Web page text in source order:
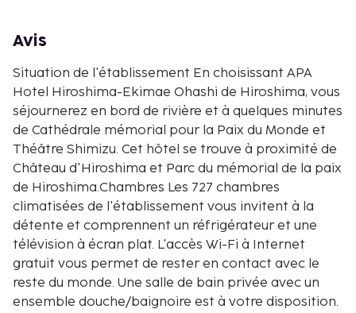
Avis
Situation de l'établissement En choisissant APA
Hotel Hiroshima-Ekimae Ohashi de Hiroshima, vous
séjournerez en bord de rivière et à quelques minutes
de Cathédrale mémorial pour la Paix du Monde et
Théâtre Shimizu. Cet hôtel se trouve à proximité de
Château d'Hiroshima et Parc du mémorial de la paix
de Hiroshima.Chambres Les 727 chambres
climatisées de l'établissement vous invitent à la
détente et comprennent un réfrigérateur et une
télévision à écran plat. L'accès Wi-Fi à Internet
gratuit vous permet de rester en contact avec le
reste du monde. Une salle de bain privée avec un
ensemble douche/baignoire est à votre disposition.